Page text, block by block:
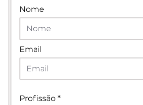
Nome
Email
Profissão